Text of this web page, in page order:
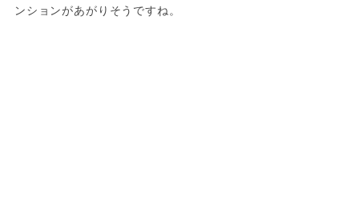
ンションがあがりそうですね。